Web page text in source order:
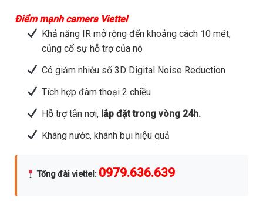
Điểm mạnh camera Viettel
Khả năng IR mở rộng đến khoảng cách 10 mét,
củng cố sự hỗ trợ của nó
Có giảm nhiễu số 3D Digital Noise Reduction
Tích hợp đàm thoại 2 chiều
Hỗ trợ tận nơi,lắp đặt trong vòng 24h.
Kháng nước, khánh bụi hiệu quả
Tổng đài viettel : 0979.636.639